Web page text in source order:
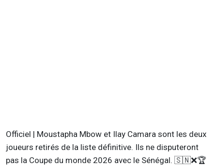
Officiel | Moustapha Mbow et Ilay Camara sont les deux
joueurs retirés de la liste définitive. Ils ne disputeront
pas la Coupe du monde 2026 avec le Sénégal. 🇸🇳❌🏆